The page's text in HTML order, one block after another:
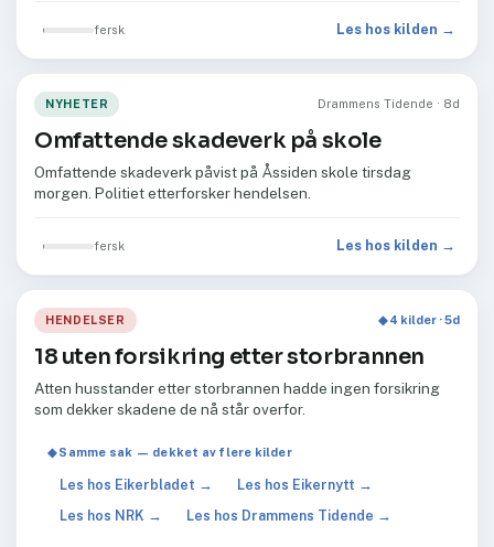
fersk Les hos kilden →
NYHETER Drammens Tidende · 8d
Omfattende skadeverk på skole
Omfattende skadeverk påvist på Åssiden skole tirsdag
morgen. Politiet etterforsker hendelsen.
fersk Les hos kilden →
HENDELSER ◆ 4 kilder · 5d
18 uten forsikring etter storbrannen
Atten husstander etter storbrannen hadde ingen forsikring
som dekker skadene de nå står overfor.
◆ Samme sak — dekket av flere kilder
Les hos Eikerbladet →
Les hos Eikernytt →
Les hos NRK →
Les hos Drammens Tidende →